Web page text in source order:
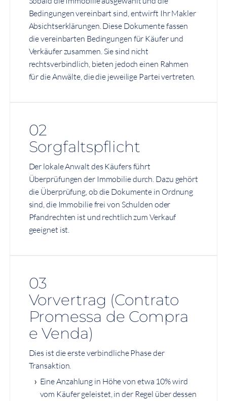
Bedingungen vereinbart sind, entwirft Ihr Makler
Absichtserklärungen. Diese Dokumente fassen
die vereinbarten Bedingungen für Käufer und
Verkäufer zusammen. Sie sind nicht
rechtsverbindlich, bieten jedoch einen Rahmen
für die Anwälte, die die jeweilige Partei vertreten.
02
Sorgfaltspflicht
Der lokale Anwalt des Käufers führt
Überprüfungen der Immobilie durch. Dazu gehört
die Überprüfung, ob die Dokumente in Ordnung
sind, die Immobilie frei von Schulden oder
Pfandrechten ist und rechtlich zum Verkauf
geeignet ist.
03
Vorvertrag (Contrato
Promessa de Compra
e Venda)
Dies ist die erste verbindliche Phase der
Transaktion.
Eine Anzahlung in Höhe von etwa 10% wird
vom Käufer geleistet, in der Regel über dessen